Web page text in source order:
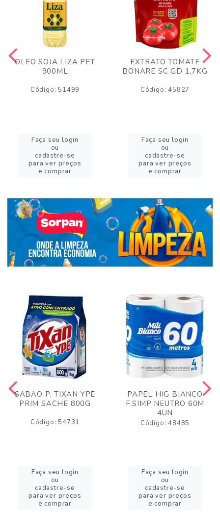
OLEO SOJA LIZA PET
900ML
Código: 51499
Faça seu login
ou
cadastre-se
para ver preços
e comprar
EXTRATO TOMATE
BONARE SC GD 1,7KG
Código: 45827
Faça seu login
ou
cadastre-se
para ver preços
e comprar
SABAO P. TIXAN YPE
PRIM SACHE 800G
Código: 54731
Faça seu login
ou
cadastre-se
para ver preços
e comprar
PAPEL HIG BIANCO
F.SIMP NEUTRO 60M
4UN
Código: 48485
Faça seu login
ou
cadastre-se
para ver preços
e comprar